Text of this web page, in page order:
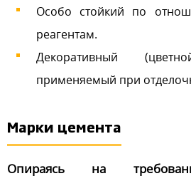
Особо стойкий по
реагентам.
Декоративный
применяемый при
Марки цемента
Опираясь на